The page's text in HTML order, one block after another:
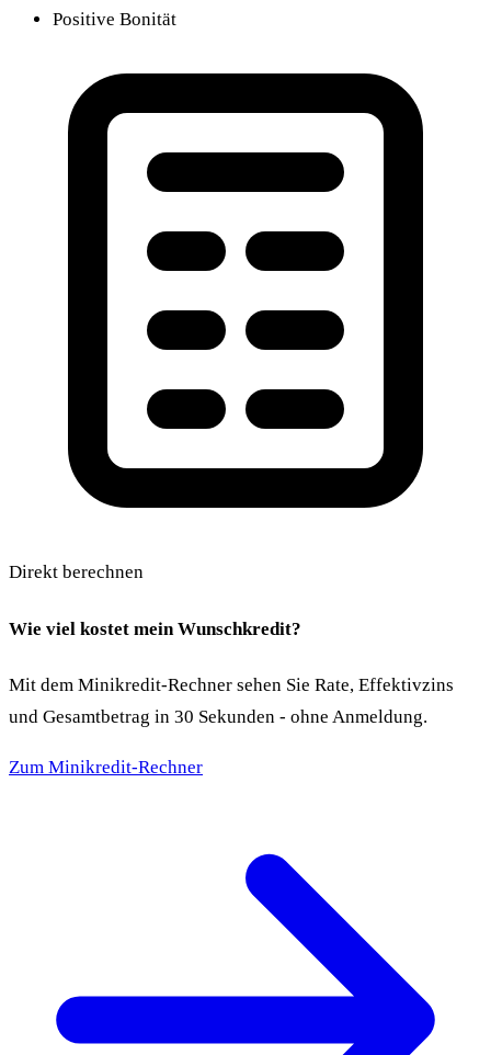
Positive Bonität
Direkt berechnen
Wie viel kostet mein Wunschkredit?
Mit dem Minikredit-Rechner sehen Sie Rate, Effektivzins
und Gesamtbetrag in 30 Sekunden - ohne Anmeldung.
Zum Minikredit-Rechner